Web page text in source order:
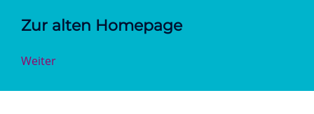
Zur alten Homepage
Weiter